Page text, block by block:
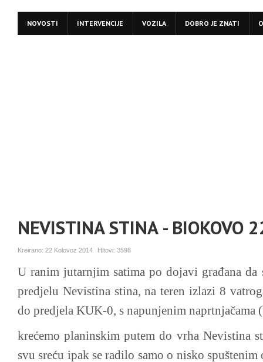
NOVOSTI INTERVENCIJE VOZILA DOBRO JE ZNATI
NEVISTINA STINA - BIOKOVO
Kreirano: 22 Kolovoz 2014 Hitovi: 3598
U ranim jutarnjim satima po dojavi građana
predjelu Nevistina stina, na teren izlazi 8
do predjela KUK-0, s napunjenim naprtnjačama
krećemo planinskim putem do vrha Nevistina
svu sreću ipak se radilo samo o nisko